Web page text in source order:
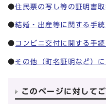
●住民票の写し等の証明書
●結婚・出産等に関する手続
● コンビニ交付に関する手続
●その他（町名証明など）
このページに対して